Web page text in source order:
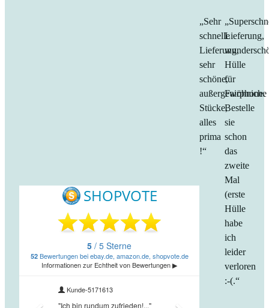
„Sehr
schnelle
Lieferung,
sehr
schöne,
außergewöhniche
Stücke,
alles
prima
!“
Lieferung,
Hülle
für
Fairphone.
Bestelle
sie
schon
das
zweite
Mal
(erste
Hülle
habe
ich
leider
verloren
:-(.“